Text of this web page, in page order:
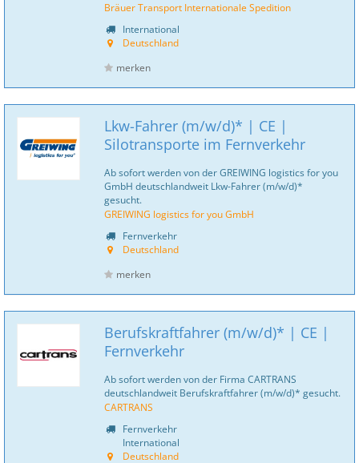
Bräuer Transport Internationale Spedition
International
Deutschland
merken
Lkw-Fahrer (m/w/d)* | CE |
Silotransporte im Fernverkehr
Ab sofort werden von der GREIWING logistics for you
GmbH deutschlandweit Lkw-Fahrer (m/w/d)*
gesucht.
GREIWING logistics for you GmbH
Fernverkehr
Deutschland
merken
Berufskraftfahrer (m/w/d)* | CE |
Fernverkehr
Ab sofort werden von der Firma CARTRANS
deutschlandweit Berufskraftfahrer (m/w/d)* gesucht.
CARTRANS
Fernverkehr
International
Deutschland